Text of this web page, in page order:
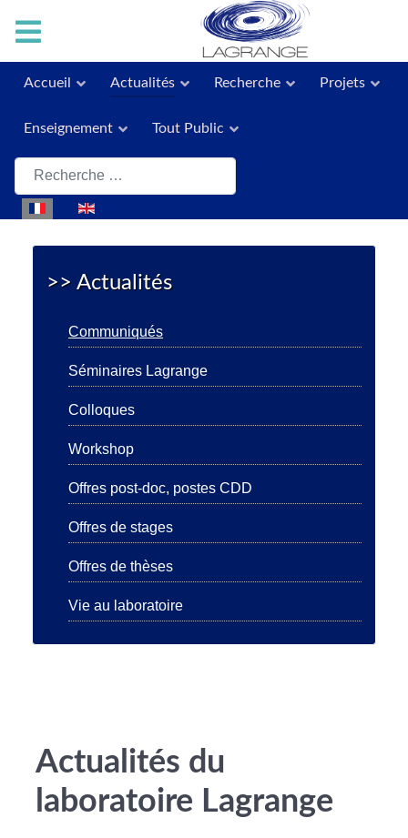
Accueil Actualités Recherche Projets
Enseignement Tout Public
Rechercher
Sélectionnez votre langue
>> Actualités
Communiqués
Séminaires Lagrange
Colloques
Workshop
Offres post-doc, postes CDD
Offres de stages
Offres de thèses
Vie au laboratoire
Actualités du
laboratoire Lagrange